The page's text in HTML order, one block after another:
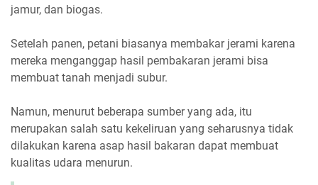
jamur, dan biogas.
Setelah panen, petani biasanya membakar jerami karena
mereka menganggap hasil pembakaran jerami bisa
membuat tanah menjadi subur.
Namun, menurut beberapa sumber yang ada, itu
merupakan salah satu kekeliruan yang seharusnya tidak
dilakukan karena asap hasil bakaran dapat membuat
kualitas udara menurun.